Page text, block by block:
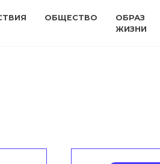
ОБЩЕСТВО
ОБРАЗ
ЖИЗНИ